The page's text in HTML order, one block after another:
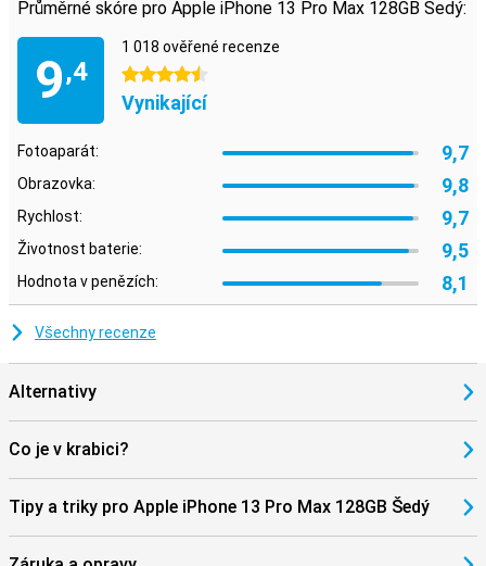
Průměrné skóre pro Apple iPhone 13 Pro Max 128GB Šedý:
9,4
1 018 ověřené recenze
4.5 hvězdičky
Vynikající
Fotoaparát: 9,7
Obrazovka: 9,8
Rychlost: 9,7
Životnost baterie: 9,5
Hodnota v penězích: 8,1
Všechny recenze
Alternativy
Co je v krabici?
Tipy a triky pro Apple iPhone 13 Pro Max 128GB Šedý